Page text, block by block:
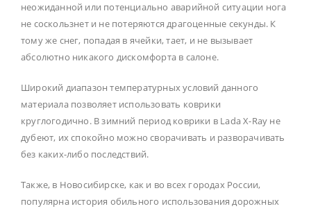
неожиданной или потенциально аварийной ситуации нога
не соскользнет и не потеряются драгоценные секунды. К
тому же снег, попадая в ячейки, тает, и не вызывает
абсолютно никакого дискомфорта в салоне.
Широкий диапазон температурных условий данного
материала позволяет использовать коврики
круглогодично. В зимний период коврики в Lada X-Ray не
дубеют, их спокойно можно сворачивать и разворачивать
без каких-либо последствий.
Также, в Новосибирске, как и во всех городах России,
популярна история обильного использования дорожных